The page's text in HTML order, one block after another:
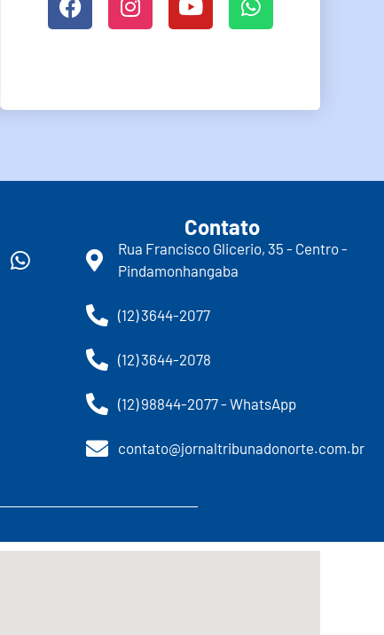
Contato
Rua Francisco Glicerio, 35 - Centro -
Pindamonhangaba
(12) 3644-2077
(12) 3644-2078
(12) 98844-2077 - WhatsApp
contato@jornaltribunadonorte.com.br